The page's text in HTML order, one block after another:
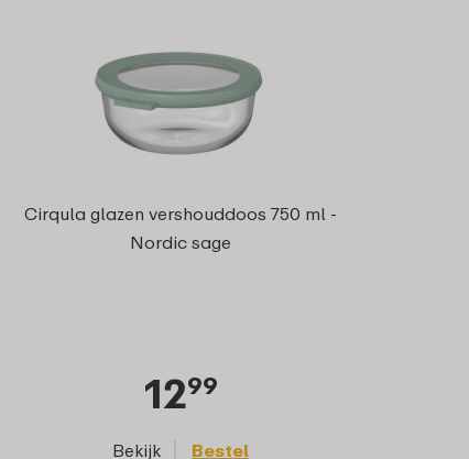
Cirqula glazen vershouddoos 750 ml -
Nordic sage
1299
Bekijk Bestel